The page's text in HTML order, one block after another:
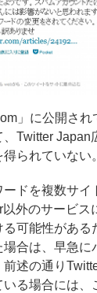
」に公開され
Twitter Japan
られていない。
ドを複数サイ
外のサービス
可能性がある
合は、早急に
述の通り
いる場合には